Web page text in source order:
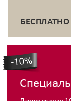
БЕСПЛАТНО